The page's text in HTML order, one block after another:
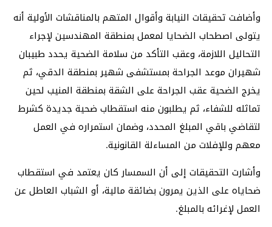
وأضافت تحقيقات النيابة وأقوال المتهم بالمناقشات الأولية أنه
يتولى اصطحاب الضحايا لمعمل بمنطقة المهندسين لإجراء
التحاليل اللازمة، وعقب التأكد من سلامة الضحية يحدد طبيبان
شهيران موعد الجراحة بمستشفى شهير بمنطقة الدقي، ثم
يخرج الضحية عقب الجراحة على الشقة بمنطقة المنيب لحين
تماثله للشفاء، ثم يطلبون منه استقطاب ضحية جديدة كشرط
لتقاضي باقي المبلغ المحدد، وضمان استمراره في العمل
معهم وللإفلات من المساءلة القانونية.
وأشارت التحقيقات إلى أن السمسار كان يعتمد في استقطاب
ضحاياه على الذين يمرون بضائقة مالية، أو الشباب العاطل عن
العمل لإغرائه بالمبلغ.